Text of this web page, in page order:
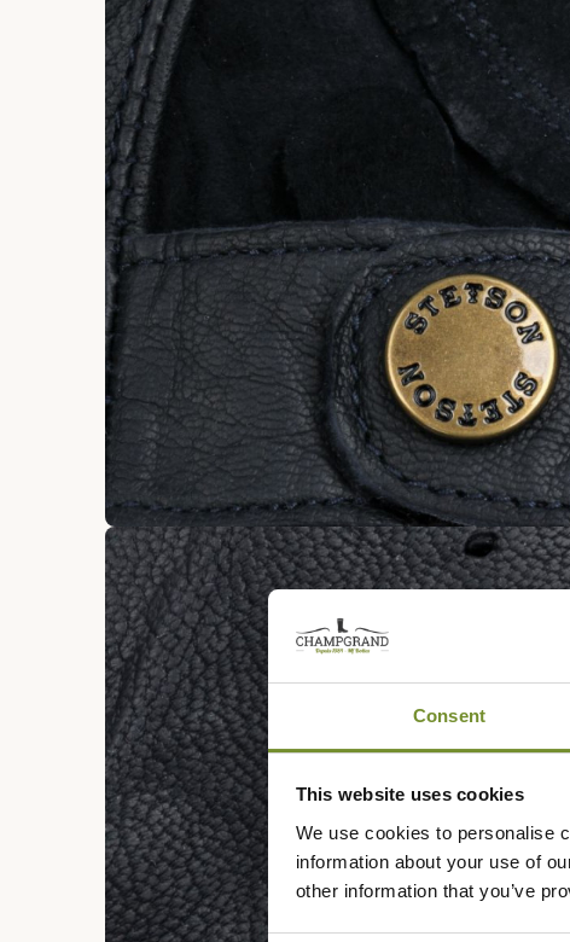
Consent
This website uses cookies
We use cookies to personalise
information about your use of
other information that you’ve